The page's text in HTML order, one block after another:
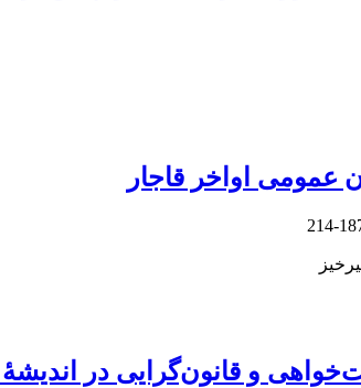
عمومی اواخر قاجار
187-
و قانون‌گرایی در اندیشۀ